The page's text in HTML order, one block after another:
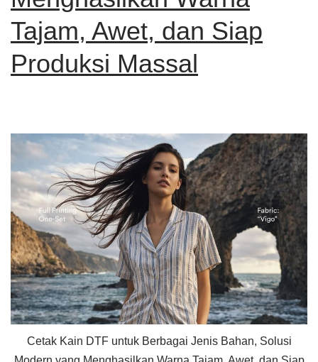
Tajam, Awet, dan Siap
Produksi Massal
Cetak Kain DTF untuk Berbagai Jenis Bahan, Solusi